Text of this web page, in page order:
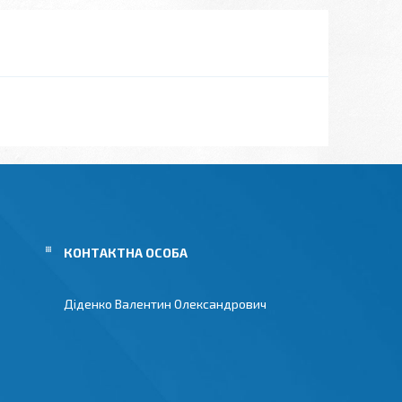
Діденко Валентин Олександрович